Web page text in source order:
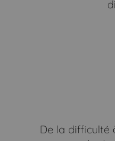
De la difficulté